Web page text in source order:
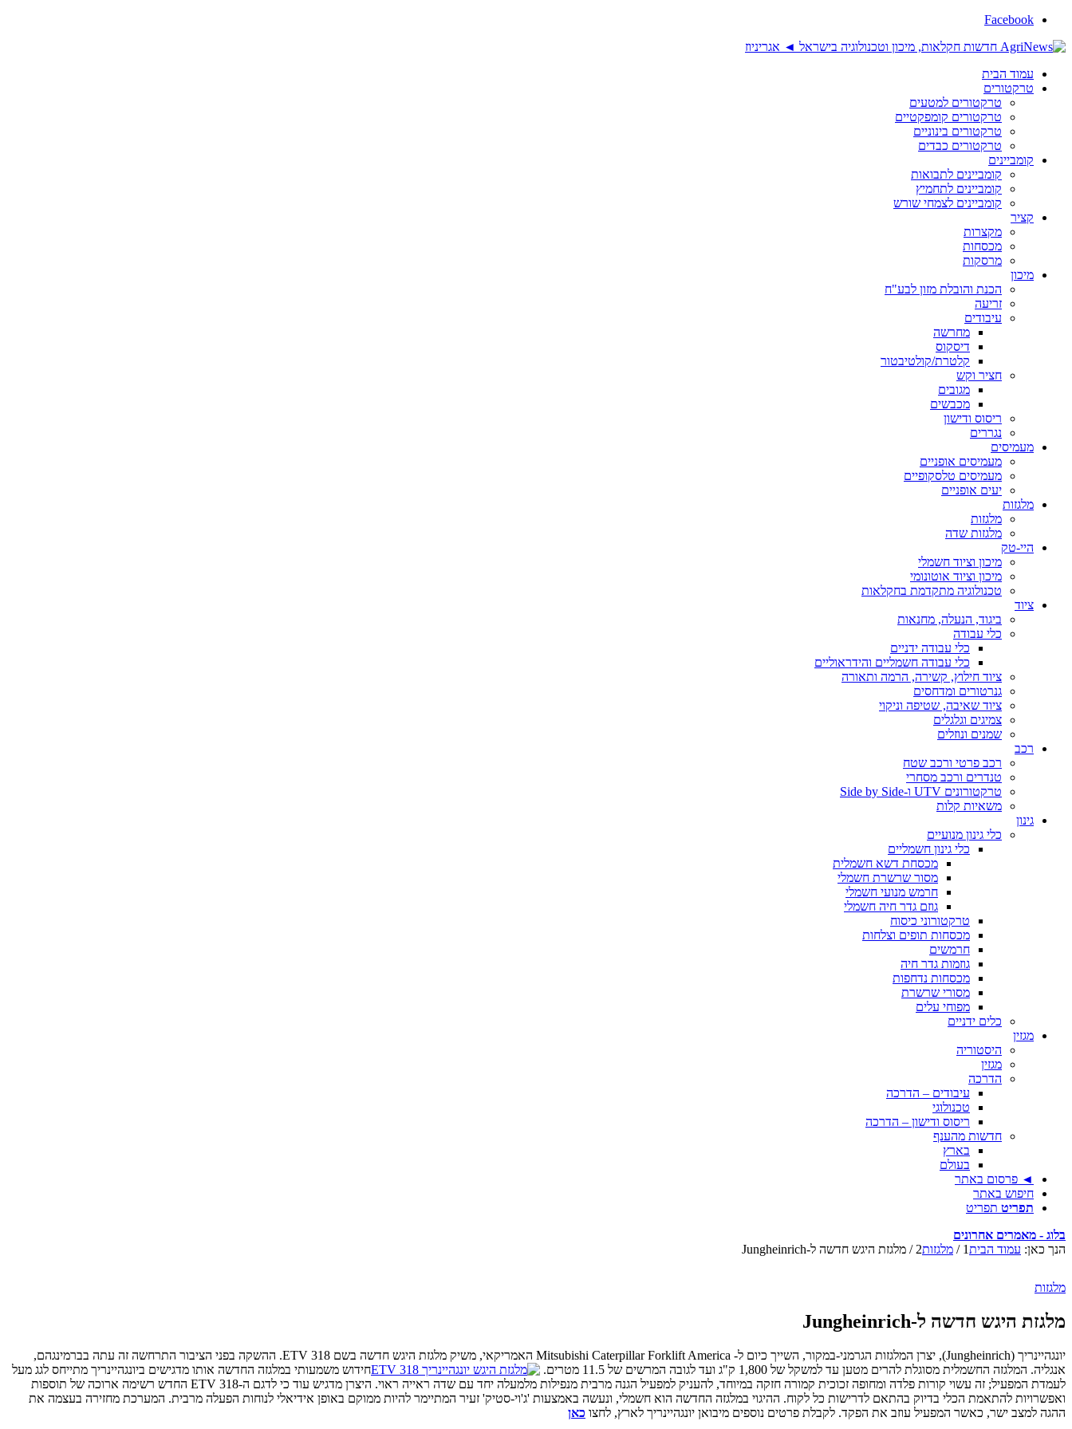
Facebook
עמוד הבית
טרקטורים
טרקטורים למטעים
טרקטורים קומפקטיים
טרקטורים בינוניים
טרקטורים כבדים
קומביינים
קומביינים לתבואות
קומביינים לתחמיץ
קומביינים לצמחי שורש
קציר
מקצרות
מכסחות
מרסקות
מיכון
הכנת והובלת מזון לבע"ח
זריעה
עיבודים
מחרשה
דיסקוס
קלטרת/קולטיבטור
חציר וקש
מגובים
מכבשים
ריסוס ודישון
נגררים
מעמיסים
מעמיסים אופניים
מעמיסים טלסקופיים
יעים אופניים
מלגזות
מלגזות
מלגזות שדה
היי-טק
מיכון וציוד חשמלי
מיכון וציוד אוטונומי
טכנולוגיה מתקדמת בחקלאות
ציוד
ביגוד, הנעלה, מחנאות
כלי עבודה
כלי עבודה ידניים
כלי עבודה חשמליים והידראוליים
ציוד חילוץ, קשירה, הרמה ותאורה
גנרטורים ומדחסים
ציוד שאיבה, שטיפה וניקוי
צמיגים וגלגלים
שמנים ונוזלים
רכב
רכב פרטי ורכב שטח
טנדרים ורכב מסחרי
טרקטורונים UTV ו-Side by Side
משאיות קלות
גינון
כלי גינון מנועיים
כלי גינון חשמליים
מכסחת דשא חשמלית
מסור שרשרת חשמלי
חרמש מנועי חשמלי
גוזם גדר חיה חשמלי
טרקטורוני כיסוח
מכסחות תופים וצלחות
חרמשים
גוזמות גדר חיה
מכסחות נדחפות
מסורי שרשרת
מפוחי עלים
כלים ידניים
מגזין
היסטוריה
מגזין
הדרכה
עיבודים – הדרכה
טכנולוגי
ריסוס ודישון – הדרכה
חדשות מהענף
בארץ
בעולם
◄ פרסום באתר
חיפוש באתר
תפריט תפריט
בלוג - מאמרים אחרונים
הנך כאן: עמוד הבית1
/ מלגזות2
/ מלגזת היגש חדשה ל-Jungheinrich
מלגזות
מלגזת היגש חדשה ל-Jungheinrich
יונגהיינריך (Jungheinrich), יצרן המלגזות הגרמני-במקור, השייך כיום ל- Mitsubishi Caterpillar Forklift America האמריקאי, משיק מלגזת היגש חדשה בשם ETV 318. ההשקה בפני הציבור התרחשה זה עתה בברמינגהם,
אנגליה. המלגזה החשמלית מסוגלת להרים מטען עד למשקל של 1,800 ק"ג ועד לגובה המרשים של 11.5 מטרים.
חידוש משמעותי במלגזה החדשה אותו מדגישים ביונגהיינריך מתייחס לגג מעל
לעמדת המפעיל; זה עשוי קורות פלדה ומחופה זכוכית קמורה חזקה במיוחד, להעניק למפעיל הגנה מרבית מנפילות מלמעלה יחד עם שדה ראייה ראוי. היצרן מדגיש עוד כי לדגם ה-ETV 318 החדש רשימה ארוכה של תוספות
ואפשרויות להתאמת הכלי בדיוק בהתאם לדרישות כל לקוח. ההיגוי במלגזה החדשה הוא חשמלי, ונעשה באמצעות 'ג'וי-סטיק' זעיר המתיימר להיות ממוקם באופן אידיאלי לנוחות הפעלה מרבית. המערכת מחזירה בעצמה את
ההגה למצב ישר, כאשר המפעיל עוזב את הפקד. לקבלת פרטים נוספים מיבואן יונגהיינריך לארץ, לחצו כאן